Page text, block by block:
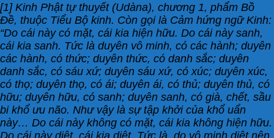
[1] Kinh Phật tự thuyết (Udàna), chương 1, phẩm Bồ
Đề, thuộc Tiểu Bộ kinh. Còn gọi là Cảm hứng ngữ Kinh:
“Do cái này có mặt, cái kia hiện hữu. Do cái này sanh,
cái kia sanh. Tức là duyên vô minh, có các hành; duyên
các hành, có thức; duyên thức, có danh sắc; duyên
danh sắc, có sáu xứ; duyên sáu xứ, có xúc; duyên xúc,
có thọ; duyên thọ, có ái; duyên ái, có thủ; duyên thủ, có
hữu; duyên hữu, có sanh; duyên sanh, có già, chết, sầu
bi khổ ưu não. Như vậy là sự tập khởi của khổ uẩn
này… Do cái này không có mặt, cái kia không hiện hữu.
Do cái này diệt, cái kia diệt. Tức là, do vô minh diệt nên